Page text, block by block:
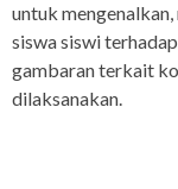
untuk
siswa siswi
gambaran terkait
dilaksanakan.